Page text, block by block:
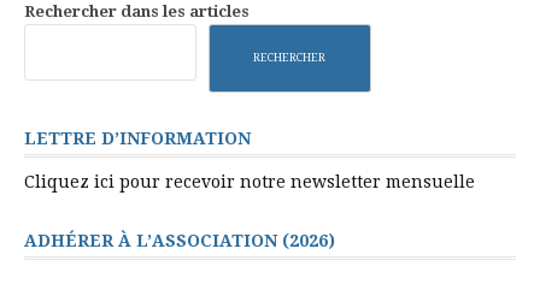
Rechercher dans les articles
RECHERCHER
LETTRE D’INFORMATION
Cliquez ici pour recevoir notre newsletter mensuelle
ADHÉRER À L’ASSOCIATION (2026)